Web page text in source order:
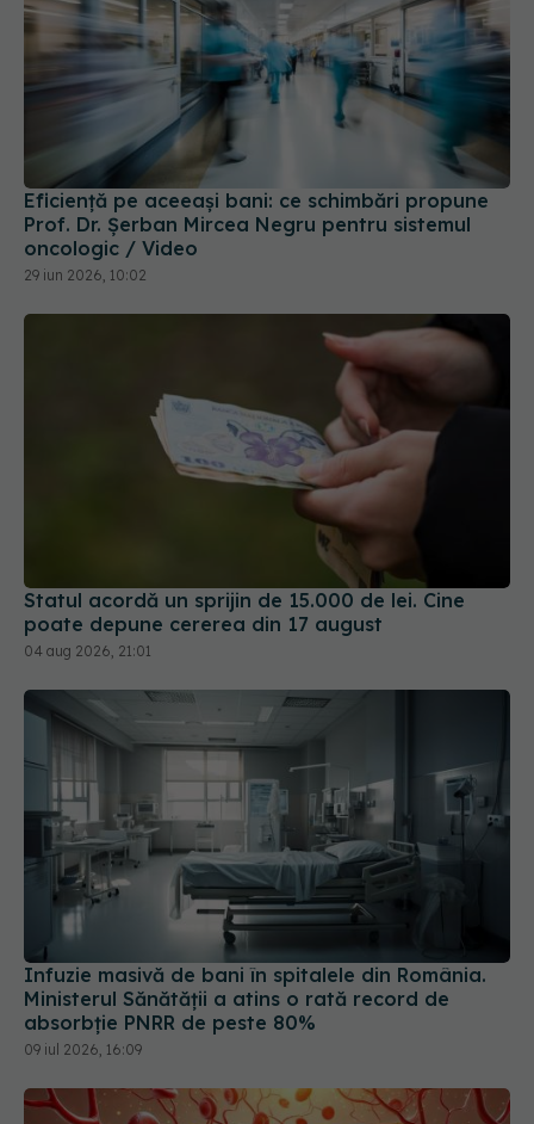
Eficiență pe aceeași bani: ce schimbări propune
Prof. Dr. Șerban Mircea Negru pentru sistemul
oncologic / Video
29 iun 2026, 10:02
Statul acordă un sprijin de 15.000 de lei. Cine
poate depune cererea din 17 august
04 aug 2026, 21:01
Infuzie masivă de bani în spitalele din România.
Ministerul Sănătății a atins o rată record de
absorbție PNRR de peste 80%
09 iul 2026, 16:09